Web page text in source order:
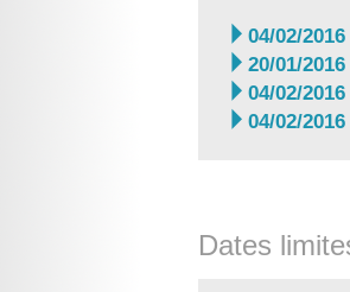
 04/02/2016
 20/01/2016
 04/02/2016
 04/02/2016
Dates